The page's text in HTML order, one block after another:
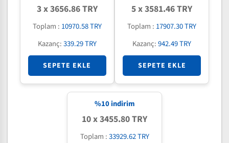
3 x 3656.86 TRY
Toplam : 10970.58 TRY
Kazanç:339.29 TRY
SEPETE EKLE
5 x 3581.46 TRY
Toplam : 17907.30 TRY
Kazanç:942.49 TRY
SEPETE EKLE
%10indirim
10 x 3455.80 TRY
Toplam :33929.62 TRY